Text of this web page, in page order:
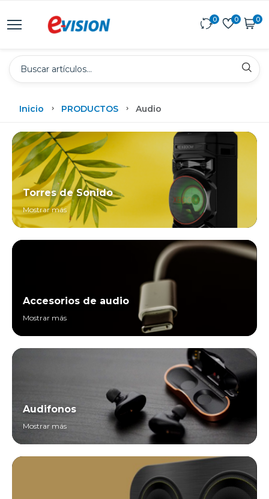
0 0 0
Inicio PRODUCTOS Audio
Torres de Sonido
Mostrar más
Accesorios de audio
Mostrar más
Audifonos
Mostrar más